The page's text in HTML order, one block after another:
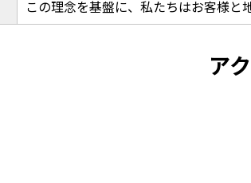
この理念を基盤に、私たちはお客様と
ア